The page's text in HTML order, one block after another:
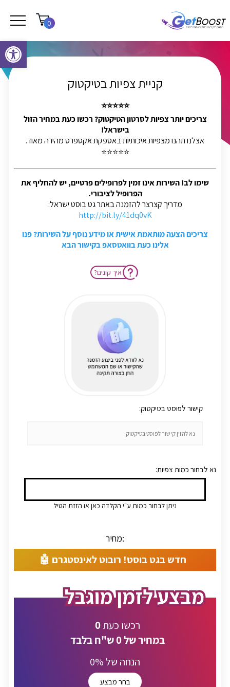
0
קניית צפיות בטיקטוק
⭐⭐⭐⭐⭐
צריכים יותר צפיות לסרטון הטיקטוק? רכשו כעת במחיר הזול
בישראל!
אצלנו תהנו מצפיות איכותיות באספקת אקספרס מהירה מאוד.
⭐⭐⭐⭐⭐
שימו לב! השירות אינו זמין לפרופילים פרטיים, יש להחליף את
הפרופיל לציבורי.
מדריך קצרצר להזמנה באתר גט בוסט ישראל:
http://bit.ly/41dq0vK
צריכים הצעה מותאמת אישית או מידע נוסף על השירות? פנו
אלינו כעת בוואטסאפ בקישור הבא
:נא לבחור כמות צפיות
ניתן לבחור כמות ע"י הקלדה כאן או הזזת הטיל
מחיר:
חדש בגט בוסט! רובוט לאינסטגרם 🤖
0 % הנחה של
בחר מבצע
רכשו כעת0
במחיר של0ש"ח בלבד
?איך קונים
:קישור לפוסט בטיקטוק
פתח סרגל נגישות